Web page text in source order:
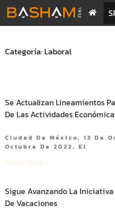
Categoría: Laboral
Se Actualizan Lineamientos
De Las Actividades
Ciudad De México, 13 De
Octubre De 2022, El
Read More »
Sigue Avanzando La
De Vacaciones